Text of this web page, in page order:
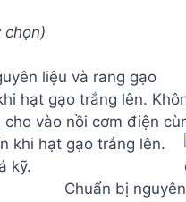
chọn)
liệu và rang gạo
hạt gạo trắng lên.
cho vào nồi cơm điện
Chuẩn bị